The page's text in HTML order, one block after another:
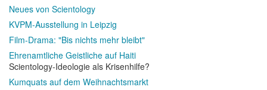
Neues von Scientology
KVPM-Ausstellung in Leipzig
Film-Drama: "Bis nichts mehr bleibt"
Ehrenamtliche Geistliche auf Haiti
Scientology-Ideologie als Krisenhilfe?
Kumquats auf dem Weihnachtsmarkt